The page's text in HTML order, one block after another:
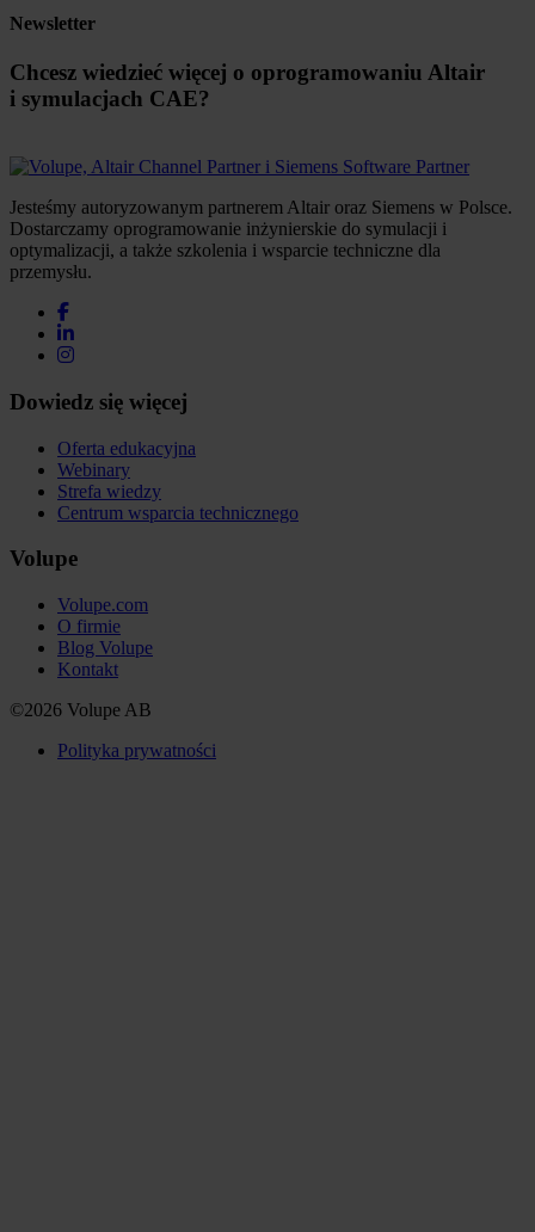
Newsletter
Chcesz wiedzieć więcej o oprogramowaniu Altair
i symulacjach CAE?
Jesteśmy autoryzowanym partnerem Altair oraz Siemens w Polsce.
Dostarczamy oprogramowanie inżynierskie do symulacji i
optymalizacji, a także szkolenia i wsparcie techniczne dla
przemysłu.
Dowiedz się więcej
Oferta edukacyjna
Webinary
Strefa wiedzy
Centrum wsparcia technicznego
Volupe
Volupe.com
O firmie
Blog Volupe
Kontakt
©2026 Volupe AB
Polityka prywatności